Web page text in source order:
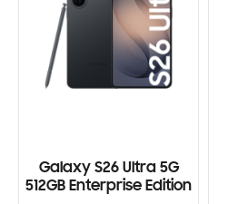
Galaxy S26 Ultra 5G
512GB Enterprise Edition